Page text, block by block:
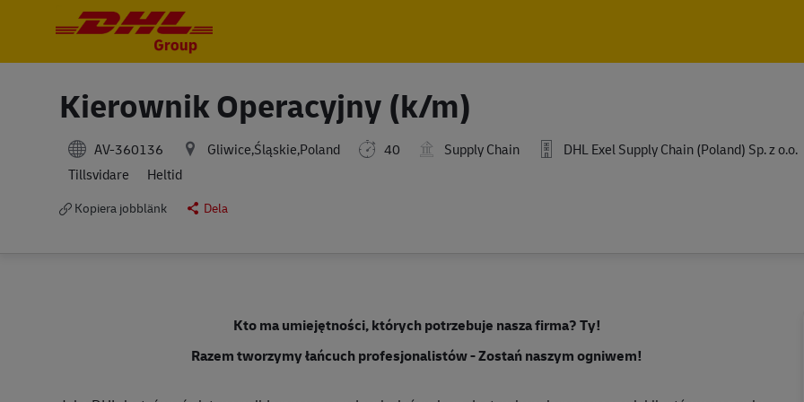
Kierownik Operacyjny (k/m)
AV-360136 Gliwice,Śląskie,Poland 40 Supply Chain
DHL Exel Supply Chain (Poland) Sp. z o.o.
Tillsvidare
Heltid
Kopiera jobblänk Dela
Kto ma umiejętności, których potrzebuje nasza firma? Ty!
Razem tworzymy łańcuch profesjonalistów - Zostań naszym ogniwem!